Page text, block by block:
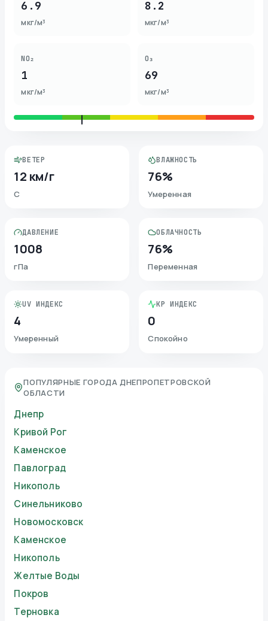
6.9
мкг/м³
8.2
мкг/м³
NO₂
1
мкг/м³
O₃
69
мкг/м³
ВЕТЕР
12 км/г
С
ВЛАЖНОСТЬ
76%
Умеренная
ДАВЛЕНИЕ
1008
гПа
ОБЛАЧНОСТЬ
76%
Переменная
UV ИНДЕКС
4
Умеренный
KP ИНДЕКС
0
Спокойно
ПОПУЛЯРНЫЕ ГОРОДА ДНЕПРОПЕТРОВСКОЙ
ОБЛАСТИ
Днепр
Кривой Рог
Каменское
Павлоград
Никополь
Синельниково
Новомосковск
Каменское
Никополь
Желтые Воды
Покров
Терновка